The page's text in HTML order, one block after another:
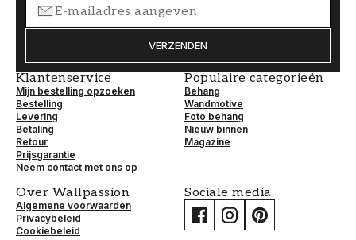
VERZENDEN
Klantenservice
Mijn bestelling opzoeken
Bestelling
Levering
Betaling
Retour
Prijsgarantie
Neem contact met ons op
Populaire categorieën
Behang
Wandmotive
Foto behang
Nieuw binnen
Magazine
Over Wallpassion
Algemene voorwaarden
Privacybeleid
Cookiebeleid
Sociale media